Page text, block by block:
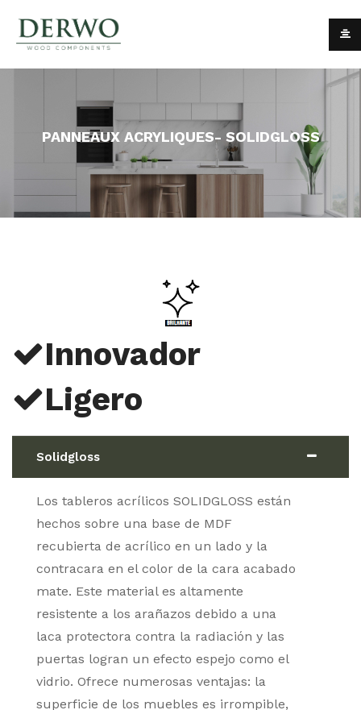
PANNEAUX ACRYLIQUES- SOLIDGLOSS
Innovador
Ligero
Solidgloss
Los tableros acrílicos SOLIDGLOSS están
hechos sobre una base de MDF
recubierta de acrílico en un lado y la
contracara en el color de la cara acabado
mate. Este material es altamente
resistente a los arañazos debido a una
laca protectora contra la radiación y las
puertas logran un efecto espejo como el
vidrio. Ofrece numerosas ventajas: la
superficie de los muebles es irrompible,